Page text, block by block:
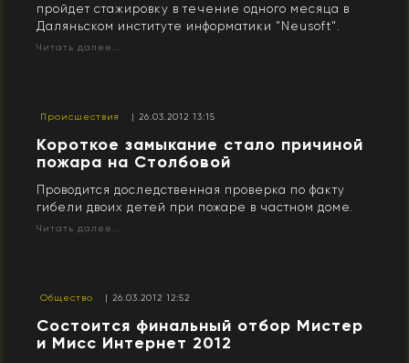
пройдет стажировку в течение одного месяца в
Даляньском институте информатики "Neusoft".
Читать далее...
Происшествия | 26.03.2012 13:15
Короткое замыкание стало причиной
пожара на Столбовой
Проводится доследственная проверка по факту
гибели двоих детей при пожаре в частном доме.
Читать далее...
Общество | 26.03.2012 12:52
Состоится финальный отбор Мистер
и Мисс Интернет 2012